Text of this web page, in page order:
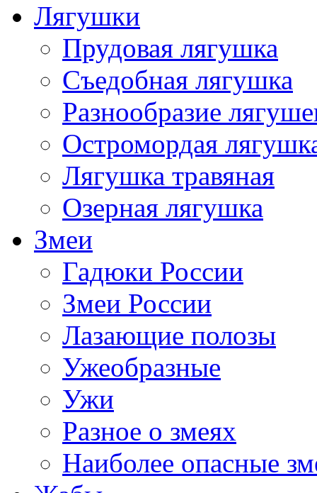
Лягушки
Прудовая лягушка
Съедобная лягушка
Разнообразие
Остромордая
Лягушка травяная
Озерная лягушка
Змеи
Гадюки России
Змеи России
Лазающие полозы
Ужеобразные
Ужи
Разное о змеях
Наиболее опасные